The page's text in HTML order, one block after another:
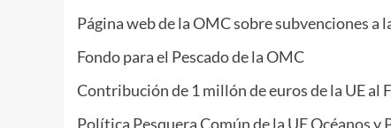
Página web de la OMC sobre subvenciones a
Fondo para el Pescado de la OMC
Contribución de 1 millón de euros de la UE al
Política Pesquera Común de la UE Océanos y